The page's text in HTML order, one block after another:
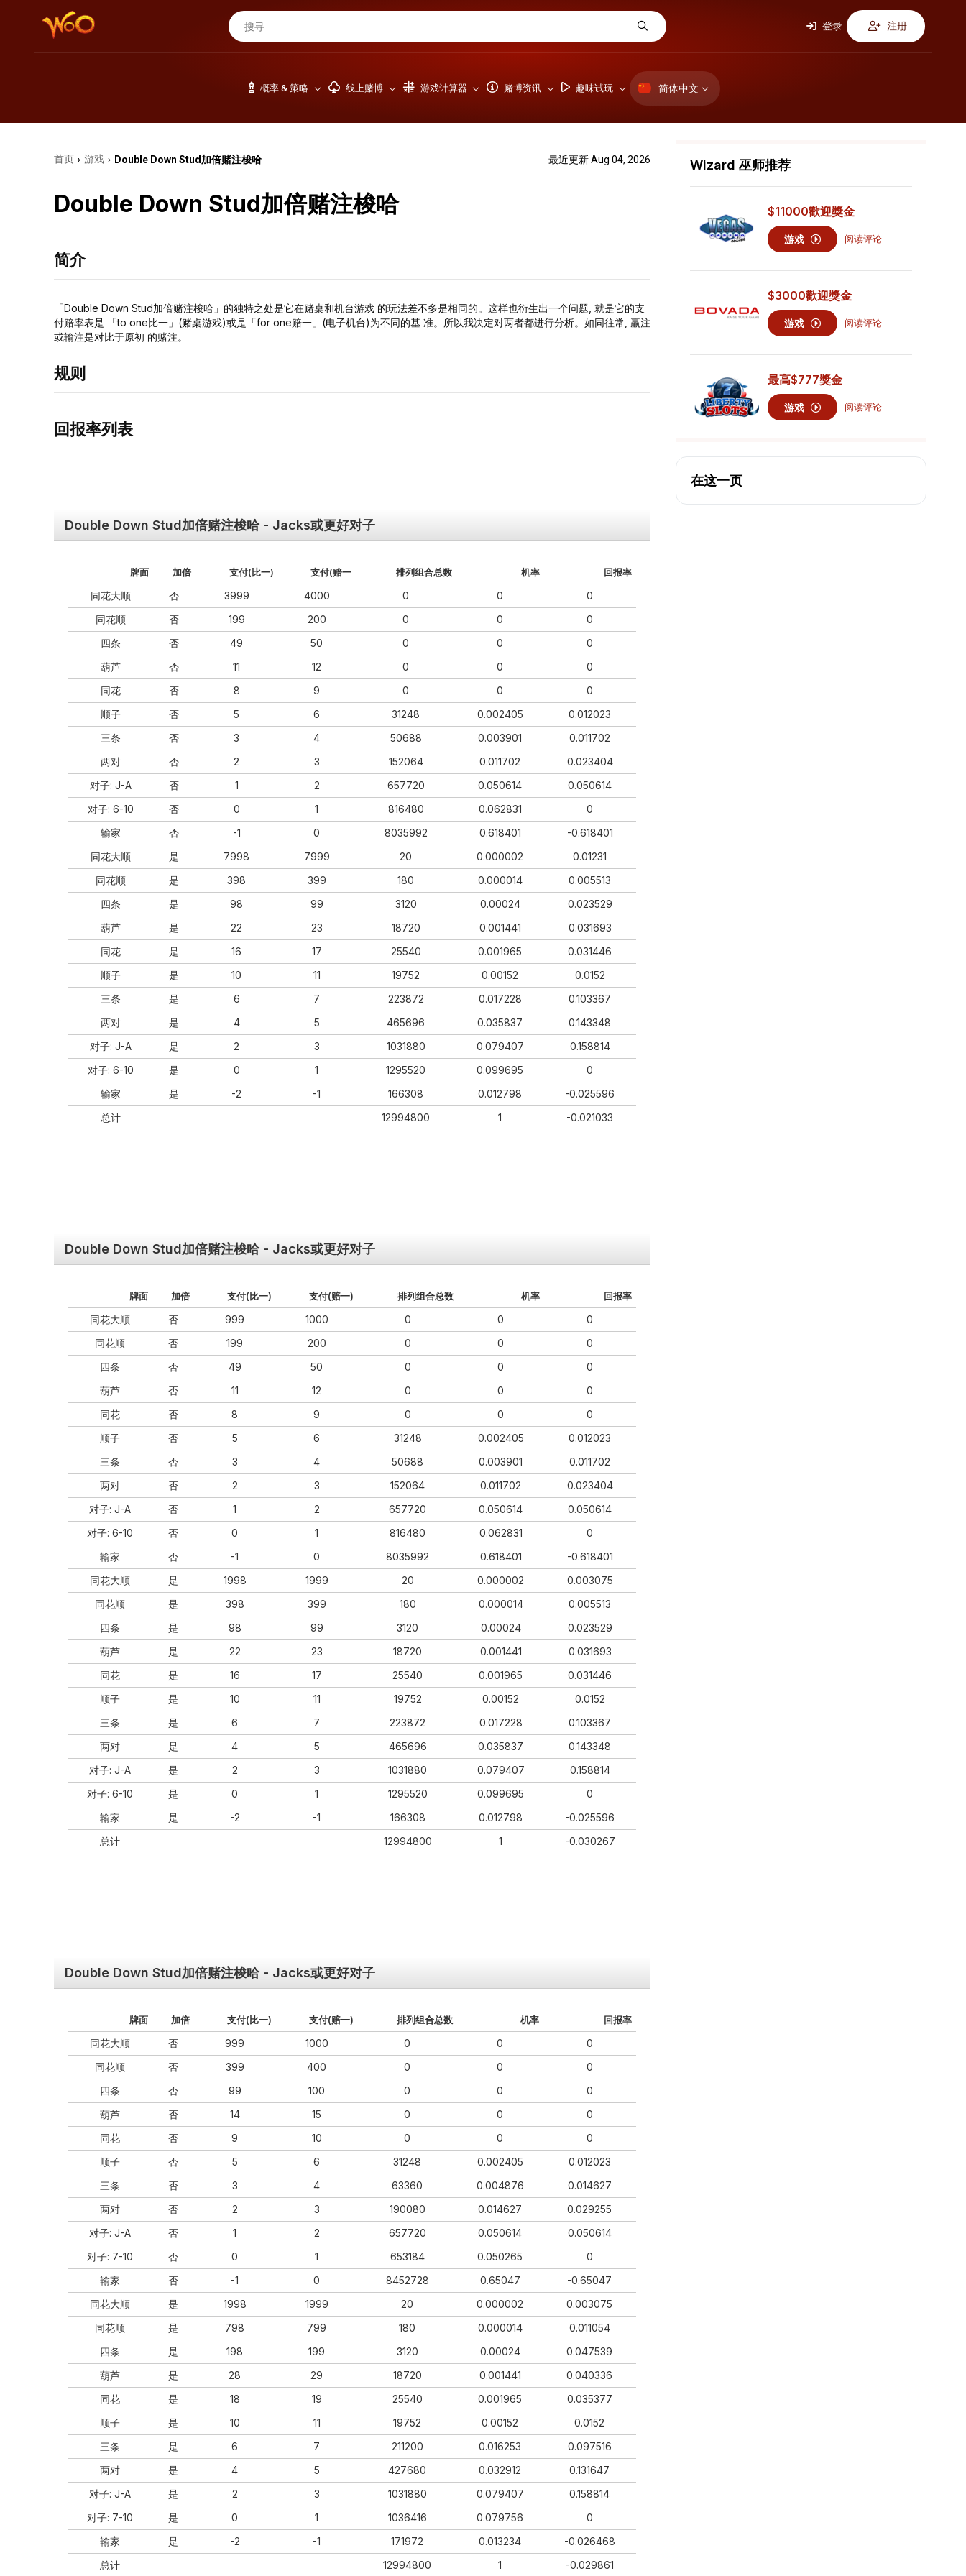
登录 注册
概率 & 策略 线上赌博 游戏计算器 赌博资讯 趣味试玩 简体中文
首页 › 游戏 › Double Down Stud加倍赌注梭哈 最近更新 Aug 04, 2026
Double Down Stud加倍赌注梭哈
简介
「Double Down Stud加倍赌注梭哈」的独特之处是它在赌桌和机台游戏 的玩法差不多是相同的。这样也衍⽣出⼀个问题, 就是它的⽀
付赔率表是 「to one⽐⼀」(赌桌游戏)或是「for one赔⼀」(电⼦机台)为不同的基 准。所以我决定对两者都进⾏分析。如同往常, 赢注
或输注是对⽐于原初 的赌注。
规则
回报率列表
Double Down Stud加倍赌注梭哈 - Jacks或更好对⼦
牌⾯ 加倍 ⽀付(⽐⼀) ⽀付(赔⼀ 排列组合总数 机率 回报率
同花⼤顺 否 3999 4000 0 0
0
同花顺
否 199 200 0 0
0
四条
否 49 50 0 0
0
葫芦
否 11 12 0 0
0
同花
否 8 9 0 0
0
顺⼦
否 5 6 31248 0.002405
0.012023
三条
否 3 4 50688 0.003901
0.011702
两对
否 2 3 152064 0.011702
0.023404
对⼦: J-A
否 1 2 657720 0.050614
0.050614
对⼦: 6-10
否 0 1 816480 0.062831
0
输家
否 -1 0 8035992 0.618401
-0.618401
同花⼤顺
是 7998 7999 20 0.000002
0.01231
同花顺
是 398 399 180 0.000014
0.005513
四条
是 98 99 3120 0.00024
0.023529
葫芦
是 22 23 18720 0.001441
0.031693
同花
是 16 17 25540 0.001965
0.031446
顺⼦
是 10 11 19752 0.00152
0.0152
三条
是 6 7 223872 0.017228
0.103367
两对
是 4 5 465696 0.035837
0.143348
对⼦: J-A
是 2 3 1031880 0.079407
0.158814
对⼦: 6-10
是 0 1 1295520 0.099695
0
输家
是 -2 -1 166308 0.012798
-0.025596
总计
12994800 1 -0.021033
Double Down Stud加倍赌注梭哈 - Jacks或更好对⼦
牌⾯ 加倍 ⽀付(⽐⼀) ⽀付(赔⼀) 排列组合总数 机率 回报率
同花⼤顺 否 999 1000 0 0
0
同花顺
否 199 200 0 0
0
四条
否 49 50 0 0
0
葫芦
否 11 12 0 0
0
同花
否 8 9 0 0
0
顺⼦
否 5 6 31248 0.002405
0.012023
三条
否 3 4 50688 0.003901
0.011702
两对
否 2 3 152064 0.011702
0.023404
对⼦: J-A
否 1 2 657720 0.050614
0.050614
对⼦: 6-10
否 0 1 816480 0.062831
0
输家
否 -1 0 8035992 0.618401
-0.618401
同花⼤顺
是 1998 1999 20 0.000002
0.003075
同花顺
是 398 399 180 0.000014
0.005513
四条
是 98 99 3120 0.00024
0.023529
葫芦
是 22 23 18720 0.001441
0.031693
同花
是 16 17 25540 0.001965
0.031446
顺⼦
是 10 11 19752 0.00152
0.0152
三条
是 6 7 223872 0.017228
0.103367
两对
是 4 5 465696 0.035837
0.143348
对⼦: J-A
是 2 3 1031880 0.079407
0.158814
对⼦: 6-10
是 0 1 1295520 0.099695
0
输家
是 -2 -1 166308 0.012798
-0.025596
总计
12994800 1 -0.030267
Double Down Stud加倍赌注梭哈 - Jacks或更好对⼦
牌⾯ 加倍 ⽀付(⽐⼀) ⽀付(赔⼀) 排列组合总数 机率 回报率
同花⼤顺 否 999 1000 0 0
0
同花顺
否 399 400 0 0
0
四条
否 99 100 0 0
0
葫芦
否 14 15 0 0
0
同花
否 9 10 0 0
0
顺⼦
否 5 6 31248 0.002405
0.012023
三条
否 3 4 63360 0.004876
0.014627
两对
否 2 3 190080 0.014627
0.029255
对⼦: J-A
否 1 2 657720 0.050614
0.050614
对⼦: 7-10
否 0 1 653184 0.050265
0
输家
否 -1 0 8452728 0.65047
-0.65047
同花⼤顺
是 1998 1999 20 0.000002
0.003075
同花顺
是 798 799 180 0.000014
0.011054
四条
是 198 199 3120 0.00024
0.047539
葫芦
是 28 29 18720 0.001441
0.040336
同花
是 18 19 25540 0.001965
0.035377
顺⼦
是 10 11 19752 0.00152
0.0152
三条
是 6 7 211200 0.016253
0.097516
两对
是 4 5 427680 0.032912
0.131647
对⼦: J-A
是 2 3 1031880 0.079407
0.158814
对⼦: 7-10
是 0 1 1036416 0.079756
0
输家
是 -2 -1 171972 0.013234
-0.026468
总计
12994800 1 -0.029861
Wizard 巫师推荐
$11000歡迎獎金
游戏 阅读评论
$3000歡迎獎金
游戏 阅读评论
最高$777獎金
游戏 阅读评论
在这一页